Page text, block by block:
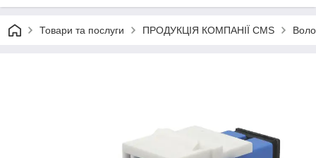
Товари та послуги ПРОДУКЦІЯ КОМПАНІЇ CMS